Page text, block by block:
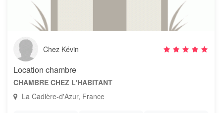
Chez Kévin
Location chambre
CHAMBRE CHEZ L'HABITANT
La Cadière-d'Azur, France